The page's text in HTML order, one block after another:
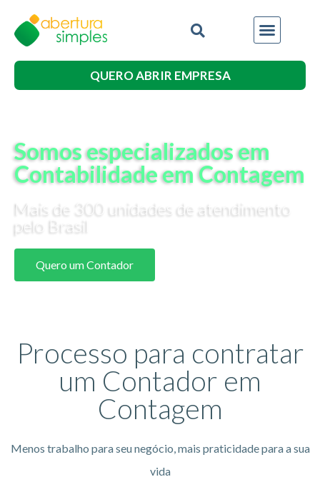
QUERO ABRIR EMPRESA
Somos especializados em
Contabilidade em Contagem
Mais de 300 unidades de atendimento
pelo Brasil
Quero um Contador
Processo para contratar
um Contador em
Contagem
Menos trabalho para seu negócio, mais praticidade para a sua
vida